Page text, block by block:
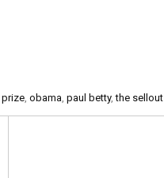
, obama, paul betty,the sellout